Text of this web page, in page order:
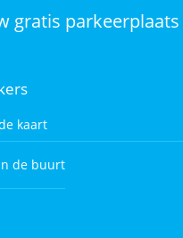
gratis
kaart
de buurt